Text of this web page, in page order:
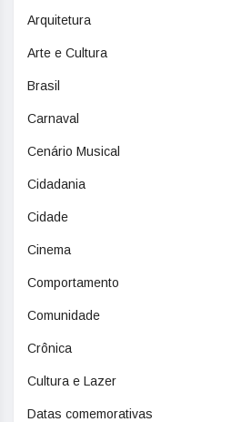
Arquitetura
Arte e Cultura
Brasil
Carnaval
Cenário Musical
Cidadania
Cidade
Cinema
Comportamento
Comunidade
Crônica
Cultura e Lazer
Datas comemorativas